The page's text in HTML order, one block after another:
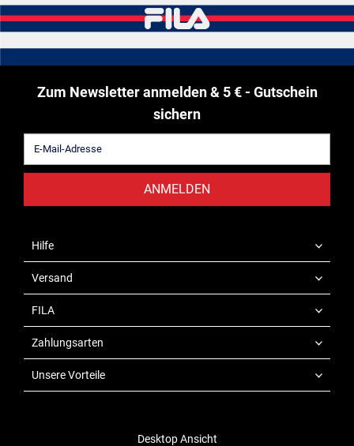
Zum Newsletter anmelden & 5 € - Gutschein
sichern
ANMELDEN
Hilfe
Versand
FILA
Zahlungsarten
Unsere Vorteile
Desktop Ansicht